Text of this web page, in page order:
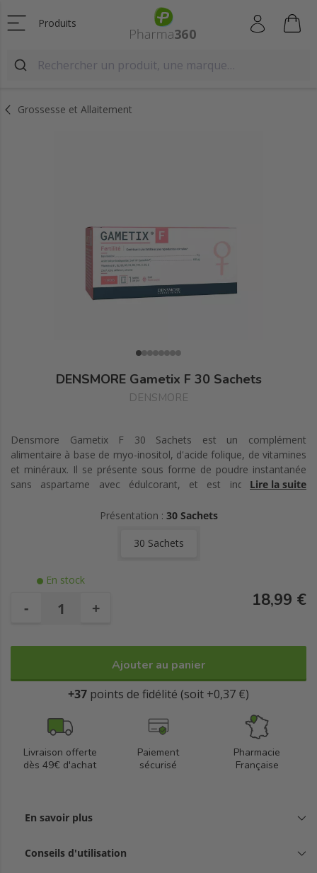
Produits
Grossesse et Allaitement
DENSMORE Gametix F 30 Sachets
DENSMORE
Densmore Gametix F 30 Sachets est un complément
alimentaire à base de myo-inositol, d'acide folique, de vitamines
et minéraux. Il se présente sous forme de poudre instantanée
sans aspartame avec édulcorant, et est indiqué en cas
ce complément alimentaire, il contribue à une fertilité et une
Fabriqué en France.
Lire la suite
Présentation : 30 Sachets
30 Sachets
En stock
- + 18,99 €
Ajouter au panier
+37 points de fidélité (soit +0,37 €)
Livraison offerte
dès 49€ d'achat
Paiement
sécurisé
Pharmacie
Française
En savoir plus
Conseils d'utilisation